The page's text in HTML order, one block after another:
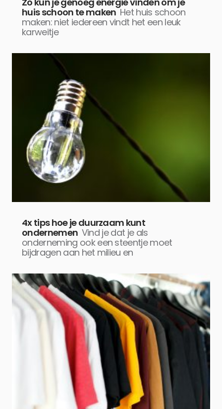
huis schoon te maken Het huis schoon
maken: niet iedereen vindt het een leuk
karweitje
4x tips hoe je duurzaam kunt
ondernemen Vind je dat je als
onderneming ook een steentje moet
bijdragen aan het milieu en